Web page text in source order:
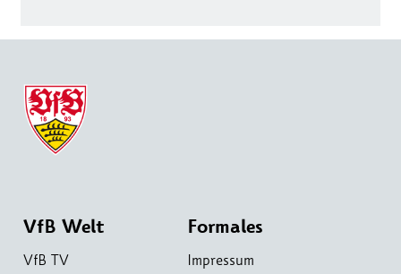
VfB Welt
VfB TV
Formales
Impressum